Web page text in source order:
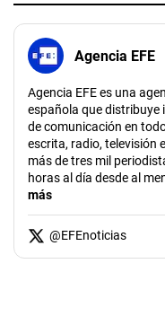
Agencia EFE
Agencia EFE es una
española que distribuye
de comunicación en
escrita, radio, televisión
más de tres mil
horas al día desde al
más
@EFEnoticias